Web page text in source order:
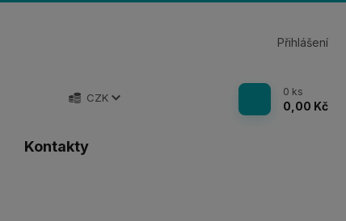
Kontakty
CZK
Přihlášení
0 ks
0,00 Kč